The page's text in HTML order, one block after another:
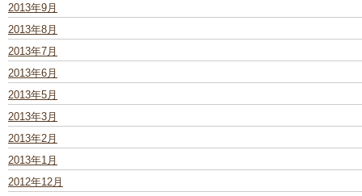
2013年9月
2013年8月
2013年7月
2013年6月
2013年5月
2013年3月
2013年2月
2013年1月
2012年12月